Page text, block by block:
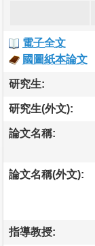
電子全文
國圖紙本論文
研究生:
研究生(外文):
論文名稱:
論文名稱(外文):
指導教授: